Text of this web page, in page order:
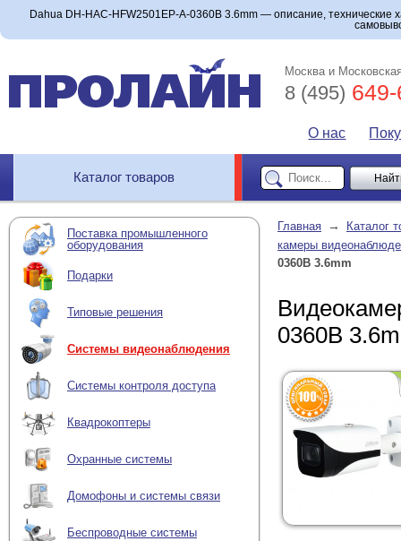
Dahua DH-HAC-HFW2501EP-A-0360B 3.6mm — описание, технические
Москва и
8 (495)
О нас
Каталог товаров
Поставка промышленного
оборудования
Подарки
Типовые решения
Системы видеонаблюдения
Системы контроля доступа
Квадрокоптеры
Охранные системы
Домофоны и системы связи
Беспроводные системы
Главная →
Каталог
камеры
0360B 3.6mm
0360B